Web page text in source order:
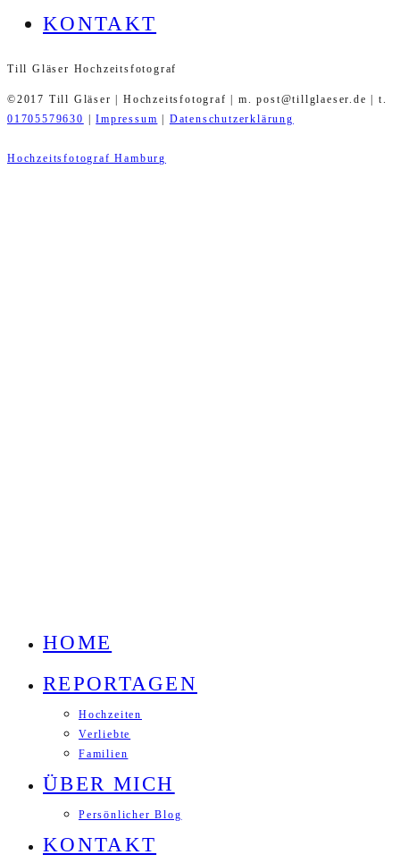
KONTAKT
Till Gläser Hochzeitsfotograf
©2017 Till Gläser | Hochzeitsfotograf | m. post@tillglaeser.de | t.
01705579630 |Impressum | Datenschutzerklärung
Hochzeitsfotograf Hamburg
HOME
REPORTAGEN
Hochzeiten
Verliebte
Familien
ÜBER MICH
Persönlicher Blog
KONTAKT